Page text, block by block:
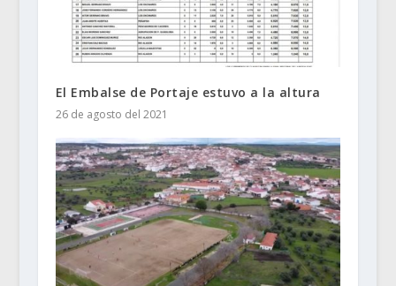
El Embalse de Portaje estuvo a la altura
26 de agosto del 2021